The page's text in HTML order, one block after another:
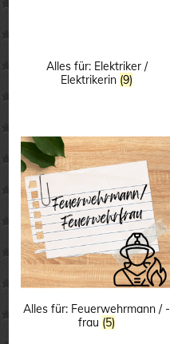
Alles für: Elektriker /
Elektrikerin (9)
Alles für: Feuerwehrmann / -
frau (5)